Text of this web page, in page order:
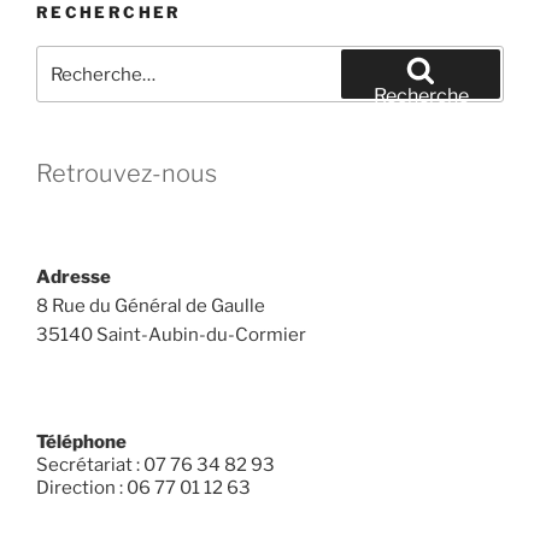
RECHERCHER
pour
Recherche
Retrouvez-nous
Adresse
8 Rue du Général de Gaulle
35140 Saint-Aubin-du-Cormier
Téléphone
Secrétariat : 07 76 34 82 93
Direction : 06 77 01 12 63